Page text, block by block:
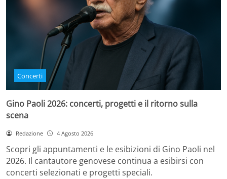
Concerti
Gino Paoli 2026: concerti, progetti e il ritorno sulla
scena
Redazione 4 Agosto 2026
Scopri gli appuntamenti e le esibizioni di Gino Paoli nel
2026. Il cantautore genovese continua a esibirsi con
concerti selezionati e progetti speciali.